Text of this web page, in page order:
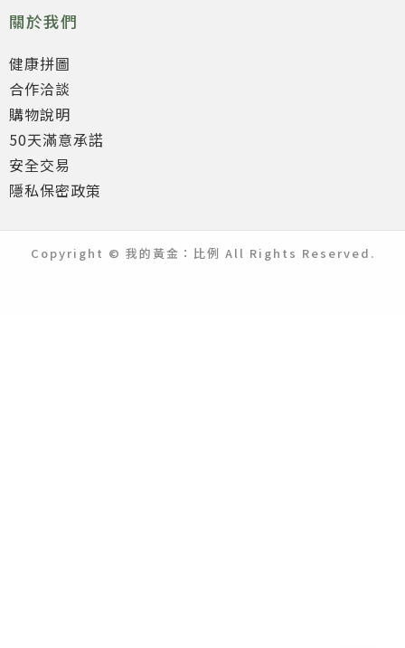
關於我們
健康拼圖
合作洽談
購物說明
50天滿意承諾
安全交易
隱私保密政策
Copyright © 我的黃金：比例 All Rights Reserved.